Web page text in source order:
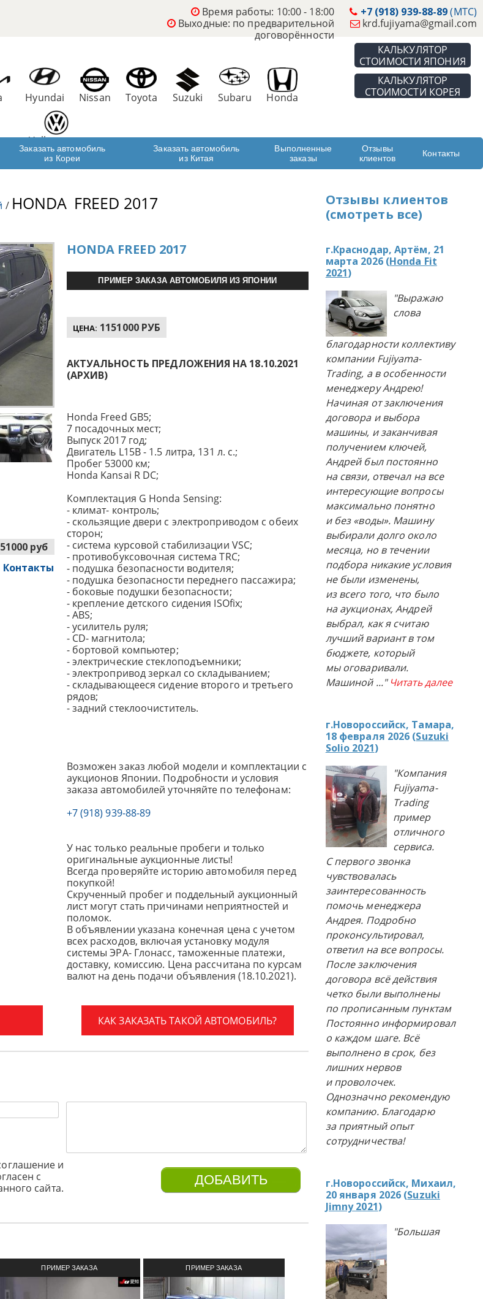
+7 (918) 939-88-89(МТС)
krd.fujiyama@gmail.com
Время работы: 10:00 - 18:00
Выходные: по предварительной
договорённости
КАЛЬКУЛЯТОР
СТОИМОСТИ ЯПОНИЯ
КАЛЬКУЛЯТОР
СТОИМОСТИ КОРЕЯ
Hyundai Nissan Toyota Suzuki Subaru Honda
Volkswagen
Заказать автомобиль
из Кореи
Заказать автомобиль
из Китая
Выполненные
заказы
Отзывы
клиентов
Контакты
/ HONDA FREED 2017
руб
Контакты
HONDA FREED 2017
ПРИМЕР ЗАКАЗА АВТОМОБИЛЯ ИЗ ЯПОНИИ
ЦЕНА: 1151000 РУБ
АКТУАЛЬНОСТЬ ПРЕДЛОЖЕНИЯ НА 18.10.2021
(АРХИВ)
Honda Freed GB5;
7 посадочных мест;
Выпуск 2017 год;
Двигатель L15B - 1.5 литра, 131 л. с.;
Пробег 53000 км;
Honda Kansai R DC;
Комплектация G Honda Sensing:
- климат- контроль;
- скользящие двери с электроприводом с обеих
сторон;
- система курсовой стабилизации VSC;
- противобуксовочная система TRC;
- подушка безопасности водителя;
- подушка безопасности переднего пассажира;
- боковые подушки безопасности;
- крепление детского сидения ISOfix;
- ABS;
- усилитель руля;
- CD- магнитола;
- бортовой компьютер;
- электрические стеклоподъемники;
- электропривод зеркал со складыванием;
- складывающееся сидение второго и третьего
рядов;
- задний стеклоочиститель.
Возможен заказ любой модели и комплектации с
аукционов Японии. Подробности и условия
заказа автомобилей уточняйте по телефонам:
+7 (918) 939-88-89
У нас только реальные пробеги и только
оригинальные аукционные листы!
Всегда проверяйте историю автомобиля перед
покупкой!
Скрученный пробег и поддельный аукционный
лист могут стать причинами неприятностей и
поломок.
В объявлении указана конечная цена с учетом
всех расходов, включая установку модуля
системы ЭРА- Глонасс, таможенные платежи,
доставку, комиссию. Цена рассчитана по курсам
валют на день подачи объявления (18.10.2021).
КАК ЗАКАЗАТЬ ТАКОЙ АВТОМОБИЛЬ?
и
с
сайта.
ПРИМЕР ЗАКАЗА ПРИМЕР ЗАКАЗА
АВТОМОБИЛЯ ИЗ ЯПОНИИ
ПРИМЕР ЗАКАЗА
АВТОМОБИЛЯ ИЗ ЯПОНИИ
Отзывы клиентов
(смотреть все)
г.Краснодар, Артём, 21
марта 2026 (Honda Fit
2021)
"Выражаю
слова
благодарности коллективу
компании Fujiyama-
Trading, а в особенности
менеджеру Андрею!
Начиная от заключения
договора и выбора
машины, и заканчивая
получением ключей,
Андрей был постоянно
на связи, отвечал на все
интересующие вопросы
максимально понятно
и без «воды». Машину
выбирали долго около
месяца, но в течении
подбора никакие условия
не были изменены,
из всего того, что было
на аукционах, Андрей
выбрал, как я считаю
лучший вариант в том
бюджете, который
мы оговаривали.
Машиной ..." Читать далее
г.Новороссийск, Тамара,
18 февраля 2026 (Suzuki
Solio 2021)
"Компания
Fujiyama-
Trading
пример
отличного
сервиса.
С первого звонка
чувствовалась
заинтересованность
помочь менеджера
Андрея. Подробно
проконсультировал,
ответил на все вопросы.
После заключения
договора всё действия
четко были выполнены
по прописанным пунктам
Постоянно информировал
о каждом шаге. Всё
выполнено в срок, без
лишних нервов
и проволочек.
Однозначно рекомендую
компанию. Благодарю
за приятный опыт
сотрудничества!
г.Новороссийск, Михаил,
20 января 2026 (Suzuki
Jimny 2021)
"Большая